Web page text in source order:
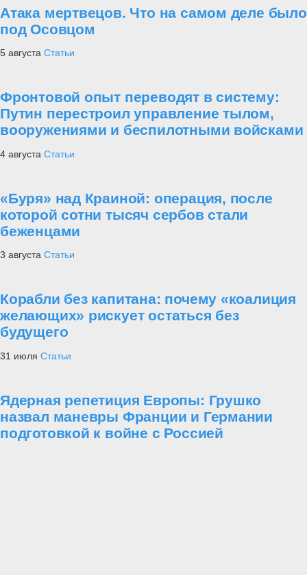
Атака мертвецов. Что на самом деле было
под Осовцом
5 августа Статьи
Фронтовой опыт переводят в систему:
Путин перестроил управление тылом,
вооружениями и беспилотными войсками
4 августа Статьи
«Буря» над Краиной: операция, после
которой сотни тысяч сербов стали
беженцами
3 августа Статьи
Корабли без капитана: почему «коалиция
желающих» рискует остаться без
будущего
31 июля Статьи
Ядерная репетиция Европы: Грушко
назвал маневры Франции и Германии
подготовкой к войне с Россией